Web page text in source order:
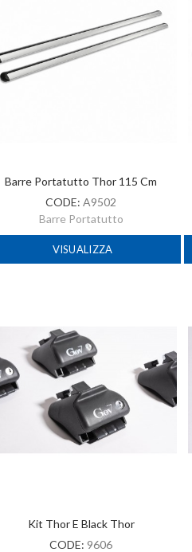
Barre Portatutto Thor 115 Cm
CODE:A9502
Barre Portatutto
VISUALIZZA
Kit Thor E Black Thor
CODE: 9606